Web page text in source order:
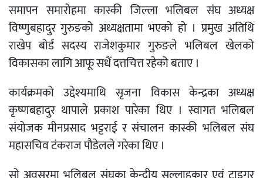
समापन समारोहमा कास्की जिल्ला भलिबल संघ अध्यक्ष
विष्णुबहादुर गुरुङको अध्यक्षतामा भएको हो । प्रमुख अतिथि
राखेप बोर्ड सदस्य राजेशकुमार गुरुङले भलिबल खेलको
विकासका लागि आफू सधैं दत्तचित्त रहेको बताए ।
कार्यक्रमको उद्देश्यमाथि सृजना विकास केन्द्रका अध्यक्ष
कृष्णबहादुर थापाले प्रकाश पारेका थिए । स्वागत भलिबल
संयोजक मीनप्रसाद भट्टराई र संचालन कास्की भलिबल संघ
महासचिव टंकराज पौडेलले गरेका थिए ।